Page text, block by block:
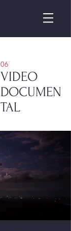
06
VIDEO
DOCUMEN
TAL